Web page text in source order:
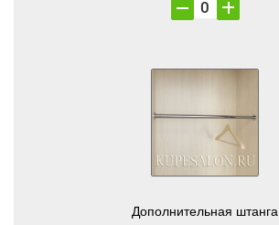
Дополнительная штанга